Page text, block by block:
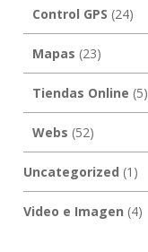
Control GPS (24)
Mapas (23)
Tiendas Online (5)
Webs (52)
Uncategorized (1)
Video e Imagen (4)